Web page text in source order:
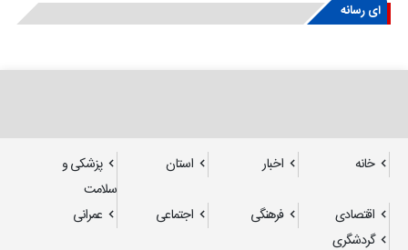
ای رسانه
خانه اخبار استان
پزشکی و
سلامت
اقتصادی
فرهنگی اجتماعی
عمرانی
گردشگری